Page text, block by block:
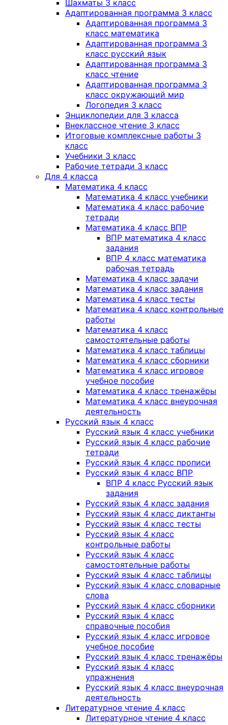
Шахматы 3 класс
Адаптированная программа 3 класс
Адаптированная программа 3
класс математика
Адаптированная программа 3
класс русский язык
Адаптированная программа 3
класс чтение
Адаптированная программа 3
класс окружающий мир
Логопедия 3 класс
Энциклопедии для 3 класса
Внеклассное чтение 3 класс
Итоговые комплексные работы 3
класс
Учебники 3 класс
Рабочие тетради 3 класс
Для 4 класса
Математика 4 класс
Математика 4 класс учебники
Математика 4 класс рабочие
тетради
Математика 4 класс ВПР
ВПР математика 4 класс
задания
ВПР 4 класс математика
рабочая тетрадь
Математика 4 класс задачи
Математика 4 класс задания
Математика 4 класс тесты
Математика 4 класс контрольные
работы
Математика 4 класс
самостоятельные работы
Математика 4 класс таблицы
Математика 4 класс сборники
Математика 4 класс игровое
учебное пособие
Математика 4 класс тренажёры
Математика 4 класс внеурочная
деятельность
Русский язык 4 класс
Русский язык 4 класс учебники
Русский язык 4 класс рабочие
тетради
Русский язык 4 класс прописи
Русский язык 4 класс ВПР
ВПР 4 класс Русский язык
задания
Русский язык 4 класс задания
Русский язык 4 класс диктанты
Русский язык 4 класс тесты
Русский язык 4 класс
контрольные работы
Русский язык 4 класс
самостоятельные работы
Русский язык 4 класс таблицы
Русский язык 4 класс словарные
слова
Русский язык 4 класс сборники
Русский язык 4 класс
справочные пособия
Русский язык 4 класс игровое
учебное пособие
Русский язык 4 класс тренажёры
Русский язык 4 класс
упражнения
Русский язык 4 класс внеурочная
деятельность
Литературное чтение 4 класс
Литературное чтение 4 класс